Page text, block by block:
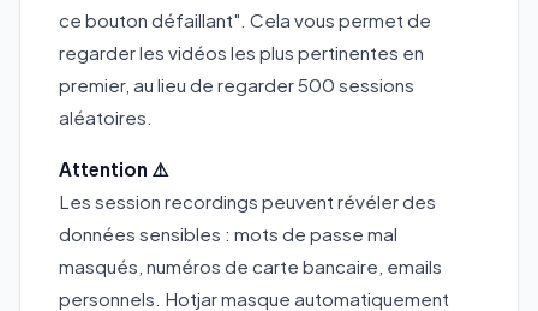
ce bouton défaillant". Cela vous permet de
regarder les vidéos les plus pertinentes en
premier, au lieu de regarder 500 sessions
aléatoires.
Attention ⚠️
Les session recordings peuvent révéler des
données sensibles : mots de passe mal
masqués, numéros de carte bancaire, emails
personnels. Hotjar masque automatiquement